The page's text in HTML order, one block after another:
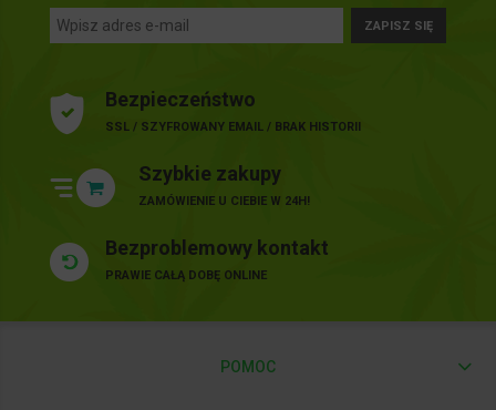
ZAPISZ SIĘ
Bezpieczeństwo
SSL / SZYFROWANY EMAIL / BRAK HISTORII
Szybkie zakupy
ZAMÓWIENIE U CIEBIE W 24H!
Bezproblemowy kontakt
PRAWIE CAŁĄ DOBĘ ONLINE
POMOC